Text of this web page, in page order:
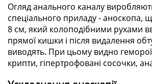
Огляд анального каналу
спеціального приладу - аноскопа,
8 см, який колоподібними рухами
прямої кишки і після видалення
виводять. При цьому видно
крипти, гіпертрофовані сосочки,